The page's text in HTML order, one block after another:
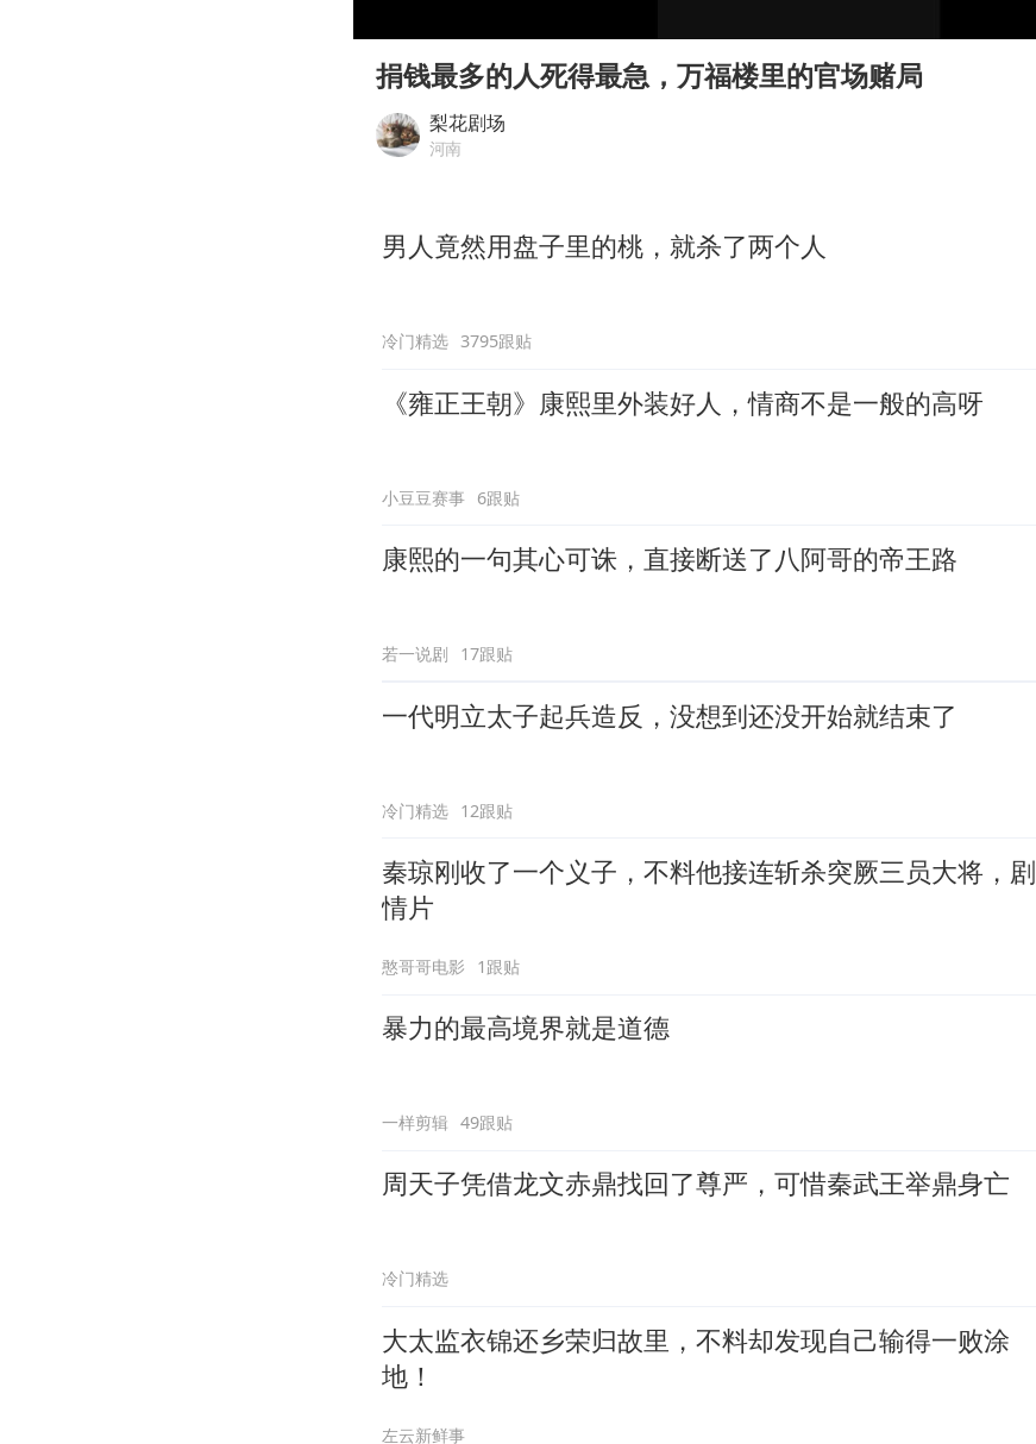
网传《披荆斩棘2026》名单
女主硬加吻戏短剧已下架
西贝创始人贾国龙押注鲜羊赛道
捐钱最多的人死得最急，万福楼里的官场赌局
梨花剧场
河南
男人竟然用盘子里的桃，就杀了两个人
冷门精选 3795跟贴
《雍正王朝》康熙里外装好人，情商不是一般的高呀
小豆豆赛事 6跟贴
康熙的一句其心可诛，直接断送了八阿哥的帝王路
若一说剧 17跟贴
一代明立太子起兵造反，没想到还没开始就结束了
冷门精选 12跟贴
秦琼刚收了一个义子，不料他接连斩杀突厥三员大将，剧
情片
憨哥哥电影 1跟贴
暴力的最高境界就是道德
一样剪辑 49跟贴
周天子凭借龙文赤鼎找回了尊严，可惜秦武王举鼎身亡
冷门精选
大太监衣锦还乡荣归故里，不料却发现自己输得一败涂
地！
左云新鲜事